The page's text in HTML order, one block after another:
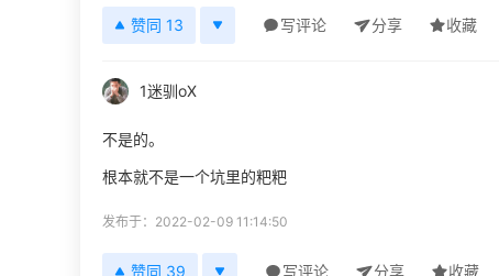
赞同 13 写评论 分享 收藏
1迷驯oX
不是的。
根本就不是一个坑里的粑粑
发布于：2022-02-09 11:14:50
赞同 39 写评论 分享 收藏